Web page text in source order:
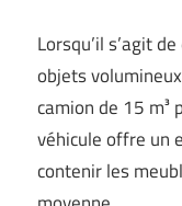
Lorsqu’il s’agit
objets
camion de 15 m³
véhicule offre un
contenir les